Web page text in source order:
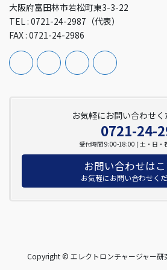
大阪府富田林市若松町東3-3-22
TEL : 0721-24-2987（代表）
FAX : 0721-24-2986
お気軽にお問い合わせく
0721-24-
受付時間 9:00-18:00 [ 土・日・
お問い合わせは
お気軽にお問い合わせくだ
Copyright © エレクトロンチャージャー研